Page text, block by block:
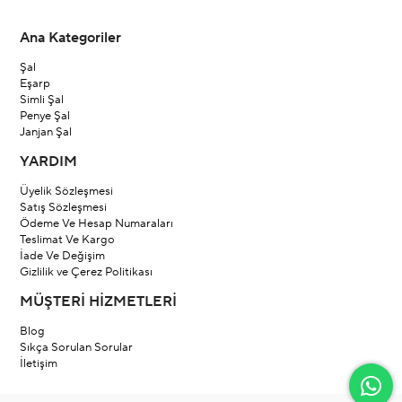
Ana Kategoriler
Şal
Eşarp
Simli Şal
Penye Şal
Janjan Şal
YARDIM
Üyelik Sözleşmesi
Satış Sözleşmesi
Ödeme Ve Hesap Numaraları
Teslimat Ve Kargo
İade Ve Değişim
Gizlilik ve Çerez Politikası
MÜŞTERİ HİZMETLERİ
Blog
Sıkça Sorulan Sorular
İletişim